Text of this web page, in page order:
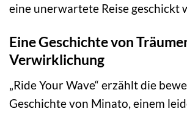
eine unerwartete Reise geschickt
Eine Geschichte von
Verwirklichung
„Ride Your Wave“ erzählt die
Geschichte von Minato, einem